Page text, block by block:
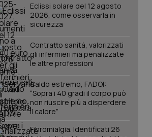
Eclissi solare del 12 agosto
2026, come osservarla in
sicurezza
Contratto sanità, valorizzati
gli infermieri ma penalizzate
le altre professioni
Caldo estremo, FADOI:
“Sopra i 40 gradi il corpo può
non riuscire più a disperdere
il calore”
Fibromialgia. Identificati 26